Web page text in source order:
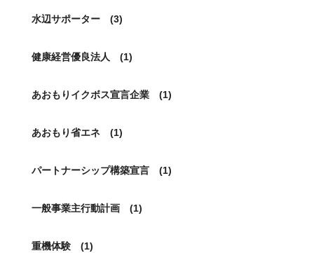
水辺サポーター (3)
健康経営優良法人 (1)
あおもりイクボス宣言企業 (1)
あおもり省エネ (1)
パートナーシップ構築宣言 (1)
一般事業主行動計画 (1)
重機体験 (1)